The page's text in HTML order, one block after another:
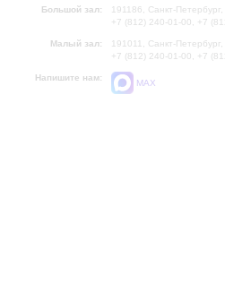
Большой зал:
191186, Санкт-
+7 (812) 240-01-00, +7
Малый зал:
191011, Санкт-
+7 (812) 240-01-00, +7
Напишите нам:
MAX